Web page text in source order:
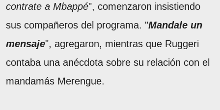
contrate a Mbappé", comenzaron insistiendo
sus compañeros del programa. "Mandale un
mensaje", agregaron, mientras que Ruggeri
contaba una anécdota sobre su relación con el
mandamás Merengue.